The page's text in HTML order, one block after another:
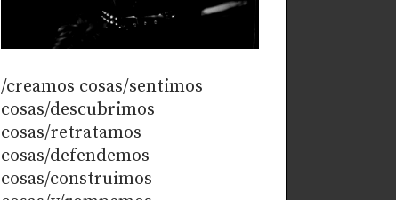
/creamos cosas/sentimos
cosas/descubrimos
cosas/retratamos
cosas/defendemos
cosas/construimos